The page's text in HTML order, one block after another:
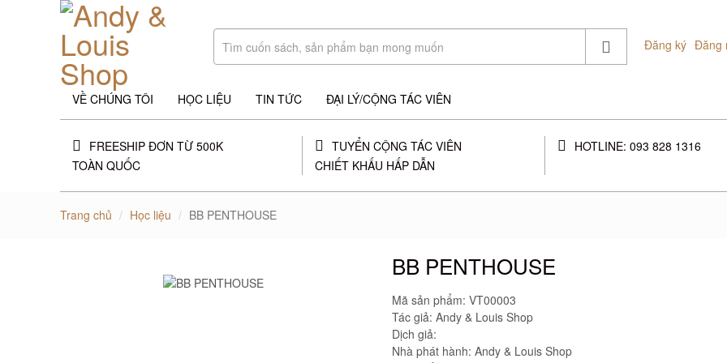
Đăng ký Đăng
VỀ CHÚNG TÔI HỌC LIỆU TIN TỨC ĐẠI LÝ/CỘNG TÁC VIÊN
FREESHIP ĐƠN TỪ 500K
TOÀN QUỐC
TUYỂN CỘNG TÁC VIÊN
CHIẾT KHẤU HẤP DẪN
HOTLINE: 093 828 1316
Trang chủ Học liệu BB PENTHOUSE
BB PENTHOUSE
Mã sản phẩm: VT00003
Tác giả: Andy & Louis Shop
Dịch giả:
Nhà phát hành: Andy & Louis Shop